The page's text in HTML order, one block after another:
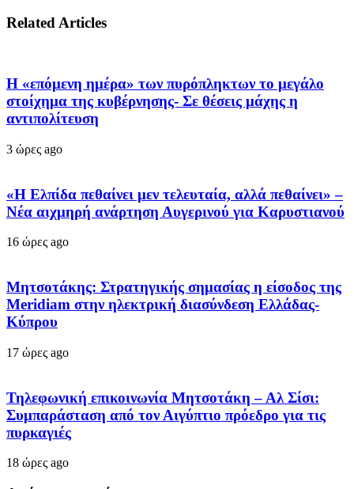
Related Articles
Η «επόμενη ημέρα» των πυρόπληκτων το μεγάλο
στοίχημα της κυβέρνησης- Σε θέσεις μάχης η
αντιπολίτευση
3 ώρες ago
«Η Ελπίδα πεθαίνει μεν τελευταία, αλλά πεθαίνει» –
Νέα αιχμηρή ανάρτηση Αυγερινού για Καρυστιανού
16 ώρες ago
Μητσοτάκης: Στρατηγικής σημασίας η είσοδος της
Meridiam στην ηλεκτρική διασύνδεση Ελλάδας-
Κύπρου
17 ώρες ago
Τηλεφωνική επικοινωνία Μητσοτάκη – Αλ Σίσι:
Συμπαράσταση από τον Αιγύπτιο πρόεδρο για τις
πυρκαγιές
18 ώρες ago